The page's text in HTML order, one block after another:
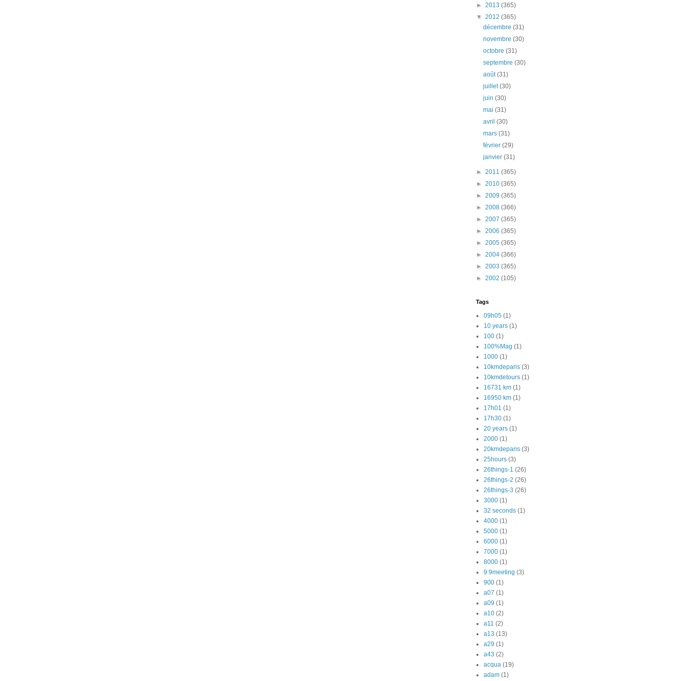
► 2013 (365)
▼ 2012 (365)
décembre(31)
novembre(30)
octobre(31)
septembre(30)
août(31)
juillet(30)
juin(30)
mai(31)
avril(30)
mars(31)
février(29)
janvier(31)
► 2011 (365)
► 2010 (365)
► 2009 (365)
► 2008 (366)
► 2007 (365)
► 2006 (365)
► 2005 (365)
► 2004 (366)
► 2003 (365)
► 2002 (105)
Tags
09h05 (1)
10 years (1)
100 (1)
100%Mag (1)
1000 (1)
10kmdeparis (3)
10kmdetours (1)
16731 km (1)
16950 km (1)
17h01 (1)
17h30 (1)
20 years (1)
2000 (1)
20kmdeparis (3)
25hours (3)
26things-1 (26)
26things-2 (26)
26things-3 (26)
3000 (1)
32 seconds (1)
4000 (1)
5000 (1)
6000 (1)
7000 (1)
8000 (1)
9:9meeting (3)
900 (1)
a07 (1)
a09 (1)
a10 (2)
a11 (2)
a13 (13)
a29 (1)
a43 (2)
acqua (19)
adam (1)